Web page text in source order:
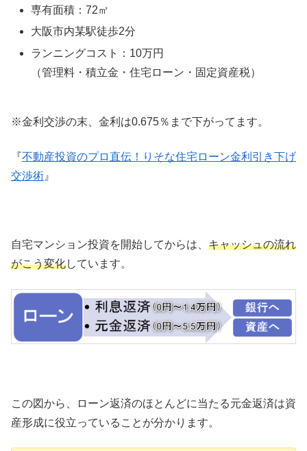
専有面積：72㎡
大阪市内某駅徒歩2分
ランニングコスト：10万円
（管理料・積立金・住宅ローン・固定資産税）
※金利交渉の末、金利は0.675％まで下がってます。
『不動産投資のプロ直伝！りそな住宅ローン金利引き下げ
交渉術 』
自宅マンション投資を開始してからは、 キャッシュの流れ
がこう変化しています。
この図から、ローン返済のほとんどに当たる元金返済は資
産形成に役立っていることが分かります。